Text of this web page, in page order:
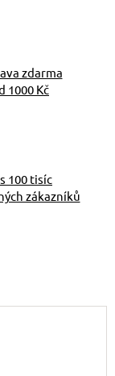
zdarma
1000 Kč
100 tisíc
zákazníků